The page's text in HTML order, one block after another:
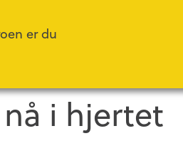
er du
i hjertet